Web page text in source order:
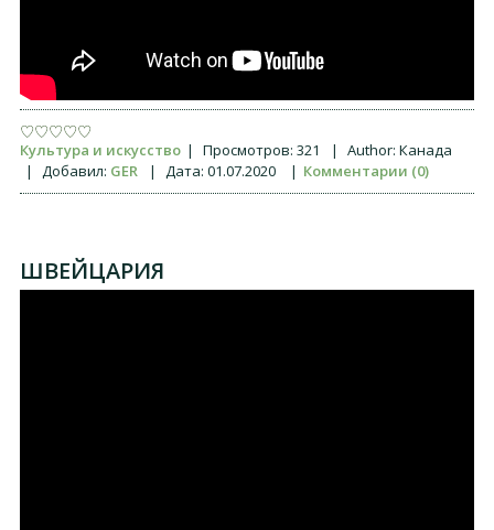
Культура и искусство | Просмотров: 321 | Author: Канада
|
Добавил: GER | Дата: 01.07.2020 | Комментарии (0)
ШВЕЙЦАРИЯ